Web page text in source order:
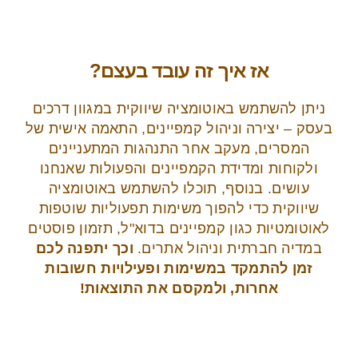
אז איך זה עובד בעצם?
ניתן להשתמש באוטומציה שיווקית במגוון דרכים
בעסק – יצירה וניהול קמפיינים, התאמה אישית של
המסרים, מעקב אחר התנהגות המתעניינים
ולקוחות ומדידת הקמפיינים והפעולות שאנחנו
עושים. בנוסף, תוכלו להשתמש באוטומציה
שיווקית כדי להפוך משימות תפעוליות שוטפות
לאוטומטיות כגון קמפיינים בדוא"ל, תזמון פוסטים
במדיה חברתית וניהול אתרים. וכך יתפנה לכם
זמן להתמקד במשימות ופעילויות חשובות
אחרות, ולמקסם את התוצאות!